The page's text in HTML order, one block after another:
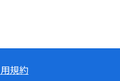
規約